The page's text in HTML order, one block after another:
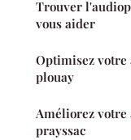
Trouver
vous aider
Optimisez votre
plouay
Améliorez
prayssac